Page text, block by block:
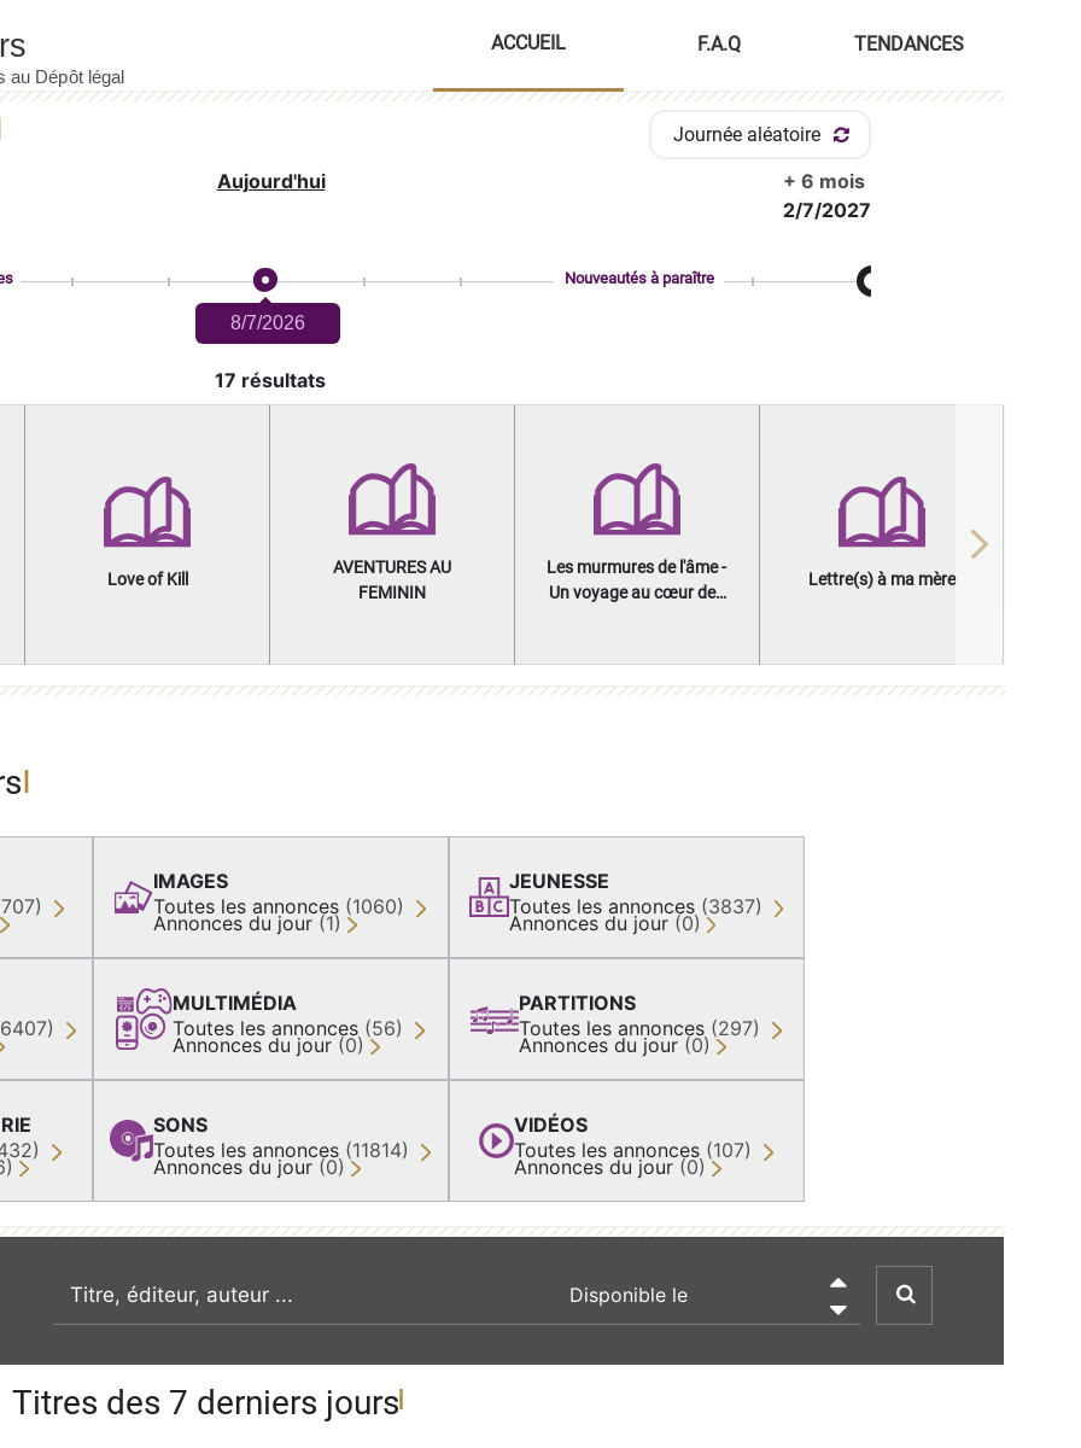
ACCUEIL F.A.Q TENDANCES
Journée aléatoire
Aujourd'hui
+ 6 mois
2/7/2027
8/7/2026
Nouveautés à paraître
17 résultats
Love of Kill
AVENTURES AU
FEMININ
Les murmures de l'âme -
Un voyage au cœur des
Lettre(s) à ma mère
Next
IMAGES
Toutes les annonces (1060)
Annonces du jour (1)
MULTIMÉDIA
Toutes les annonces (56)
Annonces du jour (0)
SONS
Toutes les annonces (11814)
Annonces du jour (0)
JEUNESSE
Toutes les annonces (3837)
Annonces du jour (0)
PARTITIONS
Toutes les annonces (297)
Annonces du jour (0)
VIDÉOS
Toutes les annonces (107)
Annonces du jour (0)
recherche par mot clé

Titres des 7 derniers jours